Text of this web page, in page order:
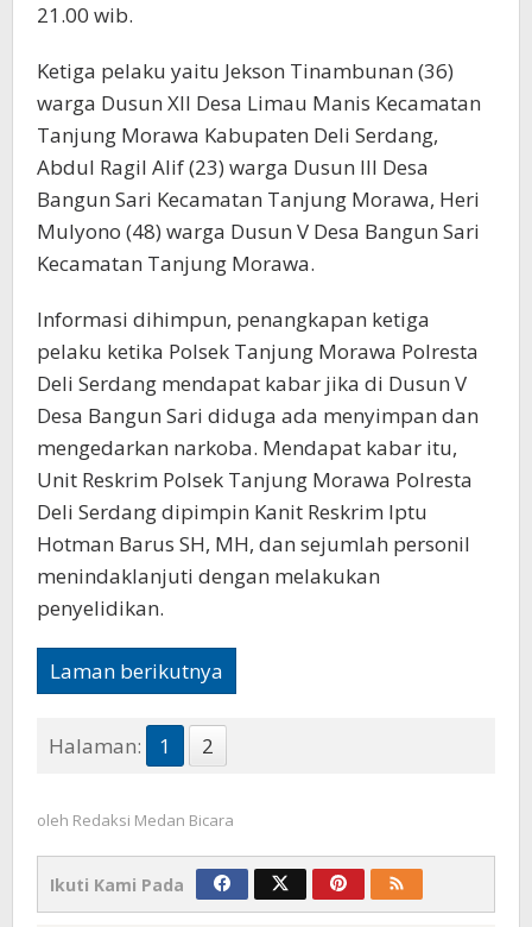
21.00 wib.
Ketiga pelaku yaitu Jekson Tinambunan (36)
warga Dusun XII Desa Limau Manis Kecamatan
Tanjung Morawa Kabupaten Deli Serdang,
Abdul Ragil Alif (23) warga Dusun III Desa
Bangun Sari Kecamatan Tanjung Morawa, Heri
Mulyono (48) warga Dusun V Desa Bangun Sari
Kecamatan Tanjung Morawa.
Informasi dihimpun, penangkapan ketiga
pelaku ketika Polsek Tanjung Morawa Polresta
Deli Serdang mendapat kabar jika di Dusun V
Desa Bangun Sari diduga ada menyimpan dan
mengedarkan narkoba. Mendapat kabar itu,
Unit Reskrim Polsek Tanjung Morawa Polresta
Deli Serdang dipimpin Kanit Reskrim Iptu
Hotman Barus SH, MH, dan sejumlah personil
menindaklanjuti dengan melakukan
penyelidikan.
Laman berikutnya
Halaman: 1 2
oleh Redaksi Medan Bicara
Ikuti Kami Pada